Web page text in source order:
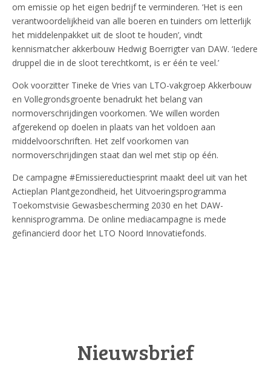
om emissie op het eigen bedrijf te verminderen. ‘Het is een
verantwoordelijkheid van alle boeren en tuinders om letterlijk
het middelenpakket uit de sloot te houden’, vindt
kennismatcher akkerbouw Hedwig Boerrigter van DAW. ‘Iedere
druppel die in de sloot terechtkomt, is er één te veel.’
Ook voorzitter Tineke de Vries van LTO-vakgroep Akkerbouw
en Vollegrondsgroente benadrukt het belang van
normoverschrijdingen voorkomen. ‘We willen worden
afgerekend op doelen in plaats van het voldoen aan
middelvoorschriften. Het zelf voorkomen van
normoverschrijdingen staat dan wel met stip op één.
De campagne #Emissiereductiesprint maakt deel uit van het
Actieplan Plantgezondheid, het Uitvoeringsprogramma
Toekomstvisie Gewasbescherming 2030 en het DAW-
kennisprogramma. De online mediacampagne is mede
gefinancierd door het LTO Noord Innovatiefonds.
Nieuwsbrief